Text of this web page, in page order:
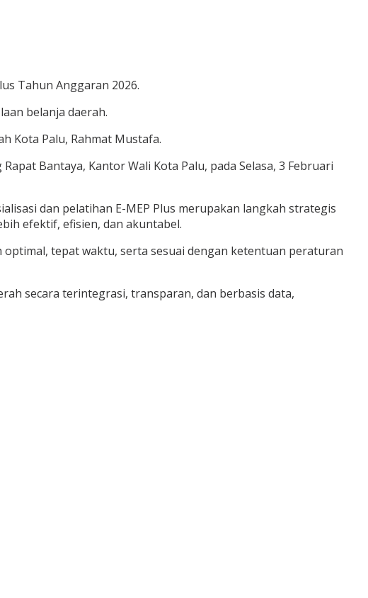
Tahun Anggaran 2026.
belanja daerah.
Kota Palu, Rahmat Mustafa.
Bantaya, Kantor Wali Kota Palu, pada Selasa, 3 Februari
dan pelatihan E-MEP Plus merupakan langkah strategis
efektif, efisien, dan akuntabel.
tepat waktu, serta sesuai dengan ketentuan peraturan
secara terintegrasi, transparan, dan berbasis data,